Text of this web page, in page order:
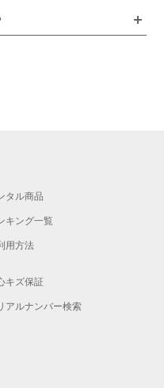
タル商品
キング一覧
用方法
キズ保証
アルナンバー検索